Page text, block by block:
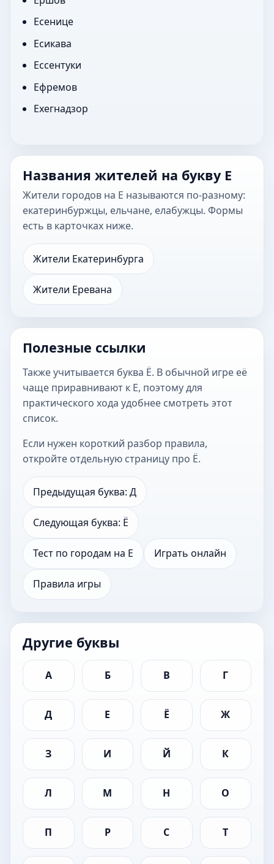
Есенице
Есикава
Ессентуки
Ефремов
Ехегнадзор
Названия жителей на букву Е
Жители городов на Е называются по-разному:
екатеринбуржцы, ельчане, елабужцы. Формы
есть в карточках ниже.
Жители Екатеринбурга
Жители Еревана
Полезные ссылки
Также учитывается буква Ё. В обычной игре её
чаще приравнивают к Е, поэтому для
практического хода удобнее смотреть этот
список.
Если нужен короткий разбор правила,
откройте отдельную страницу про Ё.
Предыдущая буква: Д
Следующая буква: Ё
Тест по городам на Е Играть онлайн
Правила игры
Другие буквы
А Б В Г
Д Е Ё Ж
З И Й К
Л М Н О
П Р С Т